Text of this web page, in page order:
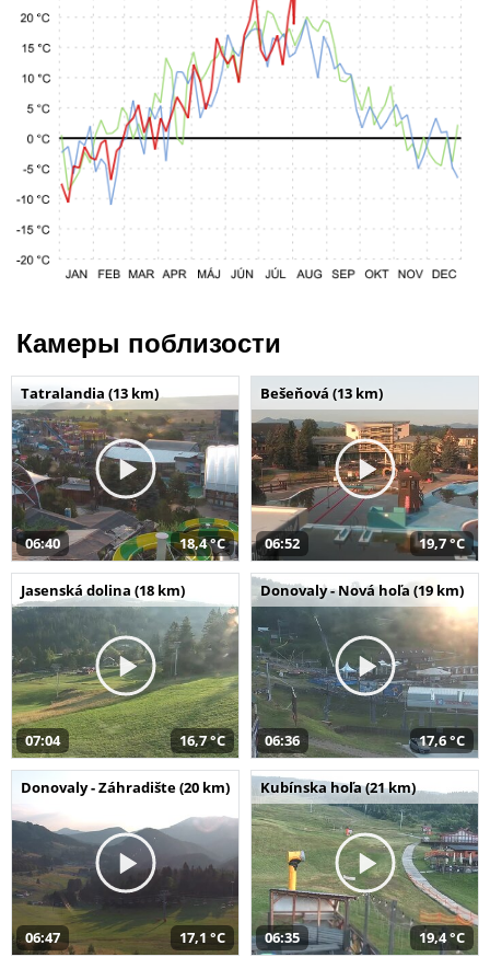
Камеры поблизости
Tatralandia (13 km)
06:40 18,4 °C
Bešeňová (13 km)
06:52 19,7 °C
Jasenská dolina (18 km)
07:04 16,7 °C
Donovaly - Nová hoľa (19 km)
06:36 17,6 °C
Donovaly - Záhradište (20 km)
06:47 17,1 °C
Kubínska hoľa (21 km)
06:35 19,4 °C